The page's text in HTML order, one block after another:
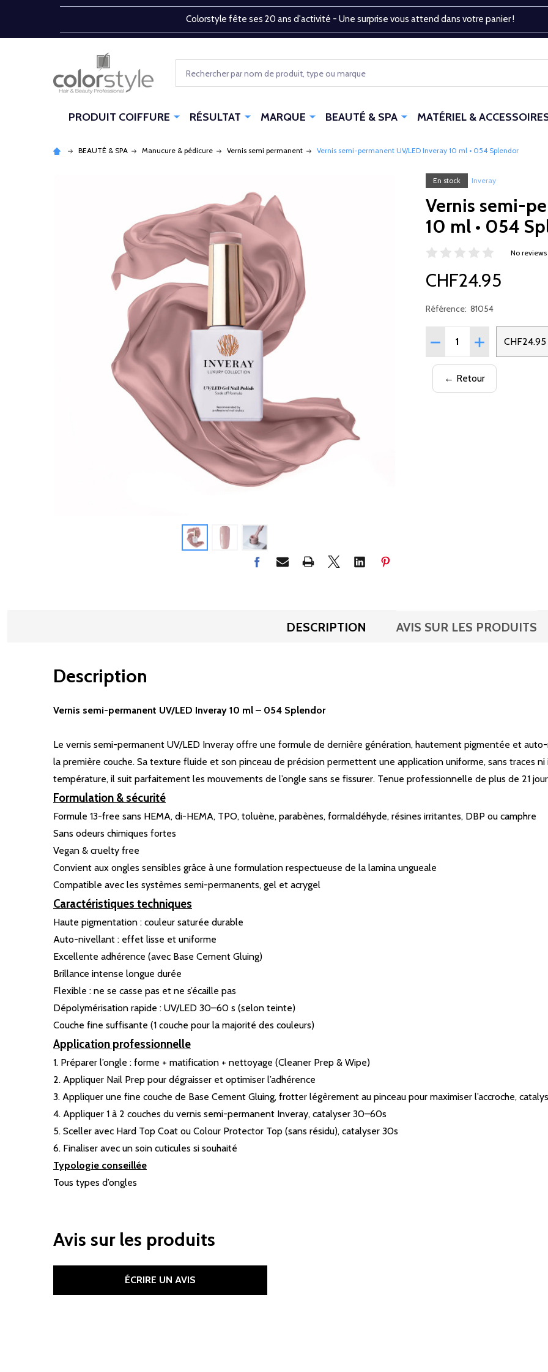
Colorstyle fête ses 20 ans d'activité - Une surprise vous attend dans votre panier !
PRODUIT COIFFURE RÉSULTAT MARQUE BEAUTÉ & SPA MATÉRIEL &
BEAUTÉ & SPA Manucure & pédicure Vernis semi permanent Vernis semi-permanent UV/LED Inveray 10 ml • 054 Splendor
En stock Inveray
Vernis semi-
10 ml • 054
No
CHF24.95
Référence: 81054
Quantité:
RÉDUIRE LA QUANTITÉ
AUGMENTER
CHF24.95
← Retour
DESCRIPTION AVIS SUR LES PRODUITS
Description
Vernis semi-permanent UV/LED Inveray 10 ml – 054 Splendor
Le vernis semi-permanent UV/LED Inveray offre une formule de dernière génération, hautement pigmentée et
la première couche. Sa texture fluide et son pinceau de précision permettent une application uniforme, sans traces
température, il suit parfaitement les mouvements de l’ongle sans se fissurer. Tenue professionnelle de plus de 21
Formulation & sécurité
Formule 13-free sans HEMA, di-HEMA, TPO, toluène, parabènes, formaldéhyde, résines irritantes, DBP ou camphre
Sans odeurs chimiques fortes
Vegan & cruelty free
Convient aux ongles sensibles grâce à une formulation respectueuse de la lamina ungueale
Compatible avec les systèmes semi-permanents, gel et acrygel
Caractéristiques techniques
Haute pigmentation : couleur saturée durable
Auto-nivellant : effet lisse et uniforme
Excellente adhérence (avec Base Cement Gluing)
Brillance intense longue durée
Flexible : ne se casse pas et ne s’écaille pas
Dépolymérisation rapide : UV/LED 30–60 s (selon teinte)
Couche fine suffisante (1 couche pour la majorité des couleurs)
Application professionnelle
1. Préparer l’ongle : forme + matification + nettoyage (Cleaner Prep & Wipe)
2. Appliquer Nail Prep pour dégraisser et optimiser l’adhérence
3. Appliquer une fine couche de Base Cement Gluing, frotter légèrement au pinceau pour maximiser l’accroche,
4. Appliquer 1 à 2 couches du vernis semi-permanent Inveray, catalyser 30–60s
5. Sceller avec Hard Top Coat ou Colour Protector Top (sans résidu), catalyser 30s
6. Finaliser avec un soin cuticules si souhaité
Typologie conseillée
Tous types d’ongles
Avis sur les produits
ÉCRIRE UN AVIS